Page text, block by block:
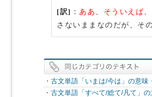
[訳] ： ああ 、 そういえば
さないままなのだが、そ
・ 古文単語「いまは/今は」の意味
・ 古文単語「すべて/総て/凡て」の